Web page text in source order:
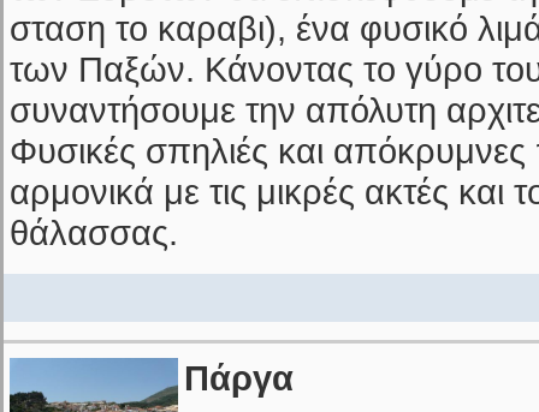
σταση το καραβι), ένα φυσικό
των Παξών. Κάνοντας το γύρο
συναντήσουμε την απόλυτη
Φυσικές σπηλιές και απόκρυμνες
αρμονικά με τις μικρές ακτές και
θάλασσας.
Πάργα